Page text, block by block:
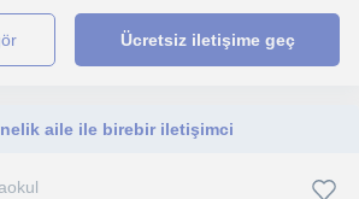
Ücretsiz iletişime geç
aile ile birebir iletişimci